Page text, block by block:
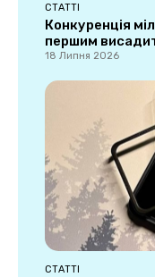
СТАТТІ
Конкуренція
першим
18 Липня 2026
СТАТТІ